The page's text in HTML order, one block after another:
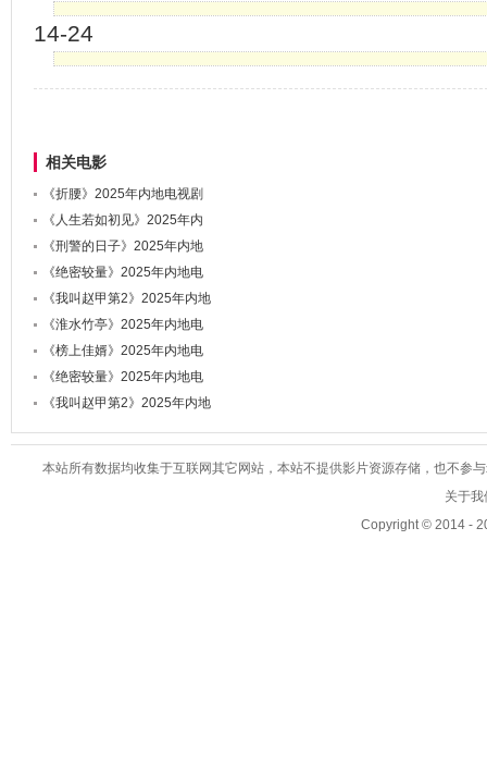
14-24
相关电影
《折腰》2025年内地电视剧
《人生若如初见》2025年内
《刑警的日子》2025年内地
《绝密较量》2025年内地电
《我叫赵甲第2》2025年内地
《淮水竹亭》2025年内地电
《榜上佳婿》2025年内地电
《绝密较量》2025年内地电
《我叫赵甲第2》2025年内地
本站所有数据均收集于互联网其它网站，本站不提供影片资源存储，也不参
关于
Copyright © 2014 -